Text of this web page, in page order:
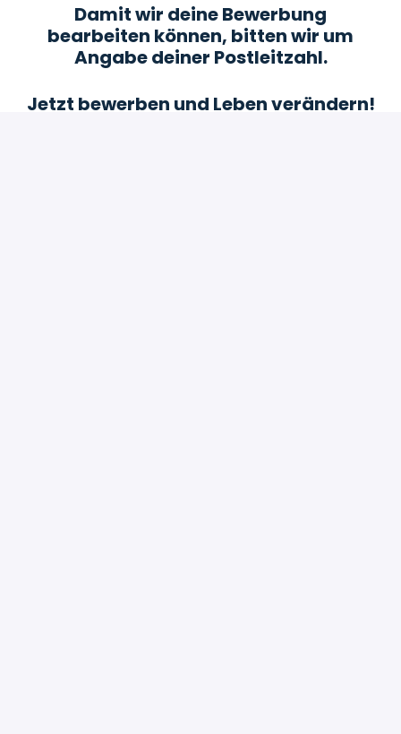
Damit wir deine Bewerbung
bearbeiten können, bitten wir um
Angabe deiner Postleitzahl.
Jetzt bewerben und Leben verändern!